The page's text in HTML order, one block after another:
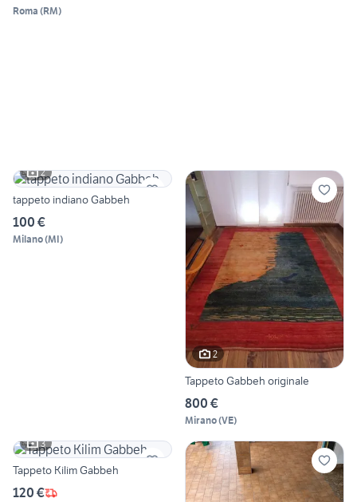
Roma (RM)
2
tappeto indiano Gabbeh
100 €
Milano(MI)
2
Tappeto Gabbeh originale
800 €
Mirano(VE)
3
Tappeto Kilim Gabbeh
120 €